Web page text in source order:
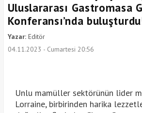
Uluslararası Gastromasa
Konferansı’nda
Yazar:Editör
04.11.2023 - Cumartesi 20:56
Unlu mamüller sektörünün lider
Lorraine, birbirinden harika